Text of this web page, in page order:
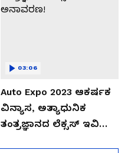
Auto Expo 2023 ಆಕರ್ಷಕ
ವಿನ್ಯಾಸ, ಅತ್ಯಾಧುನಿಕ
ತಂತ್ರಜ್ಞಾನದ ಲೆಕ್ಸಸ್ ಇವಿ
03:06